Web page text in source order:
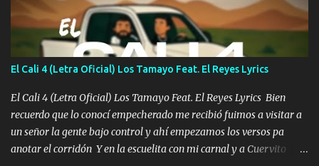
tengo de mi mente no se va, en mi corazón me llevo lo mismo que
tu papá, a veces me pongo triste porque no puedo mirarte, mas se
que tu me escuchas porque tu eres mi gran ángel, El desespero me
llega para reunirme contigo, tu iluminas mi sendero por siempre
serás mi niño, del amor que yo te tengo es co...
El Cali 4 (Letra Oficial) Los Tamayo Feat. El Reyes Lyrics
El Cali 4 (Letra Oficial) Los Tamayo Feat. El Reyes Lyrics Bien
recuerdo que lo conocí empecherado me recibió fuimos a visitar a
un señor la gente bajo control y ahí empezamos los versos pa
anotar el corridón Y en la escuelita con mi carnal y a Cuervito